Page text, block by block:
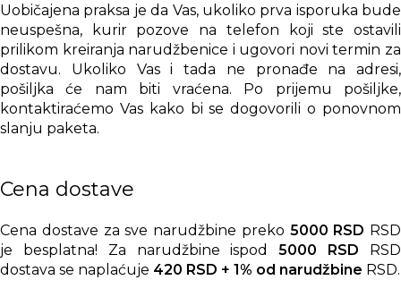
Uobičajena praksa je da Vas, ukoliko prva isporuka bude
neuspešna, kurir pozove na telefon koji ste ostavili
prilikom kreiranja narudžbenice i ugovori novi termin za
dostavu. Ukoliko Vas i tada ne pronađe na adresi,
pošiljka će nam biti vraćena. Po prijemu pošiljke,
kontaktiraćemo Vas kako bi se dogovorili o ponovnom
slanju paketa.
Cena dostave
Cena dostave za sve narudžbine preko 5000 RSD RSD
je besplatna! Za narudžbine ispod5000 RSD RSD
dostava se naplaćuje 420 RSD + 1% od narudžbine RSD.